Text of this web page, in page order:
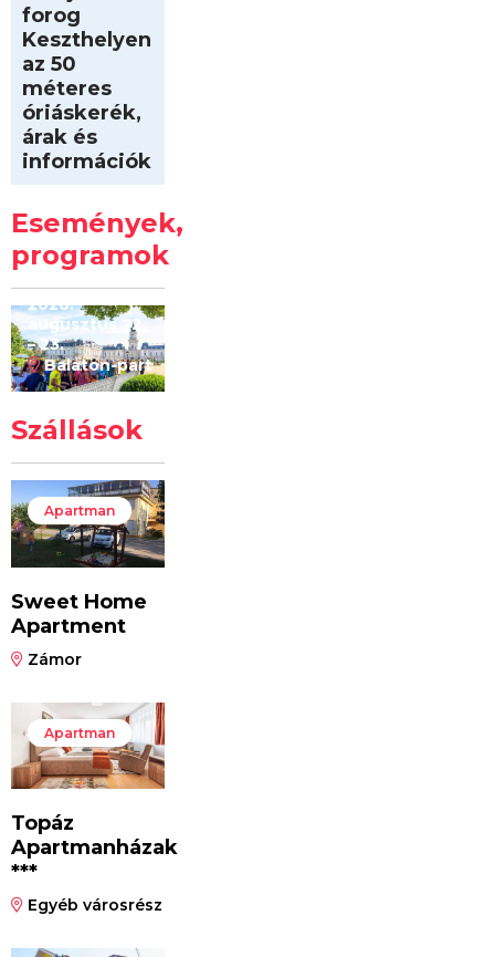
forog
Keszthelyen
az 50
méteres
óriáskerék,
árak és
információk
Események,
programok
Kilóméterek
2026
2026.
augusztus 22
– 23.
Balaton-part
Szállások
Apartman
Sweet Home
Apartment
Zámor
Apartman
Topáz
Apartmanházak
***
Egyéb városrész